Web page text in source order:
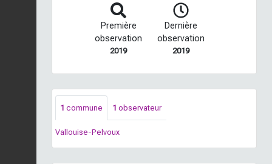
Première
observation
2019
Dernière
observation
2019
1 commune 1 observateur
Vallouise-Pelvoux